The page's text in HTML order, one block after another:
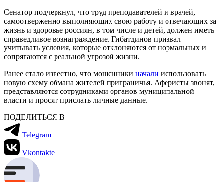
Сенатор подчеркнул, что труд преподавателей и врачей,
самоотверженно выполняющих свою работу и отвечающих за
жизнь и здоровье россиян, в том числе и детей, должен иметь
справедливое вознаграждение. Гибатдинов призвал
учитывать условия, которые отклоняются от нормальных и
сопрягаются с реальной угрозой жизни.
Ранее стало известно, что мошенники начали использовать
новую схему обмана жителей приграничья. Аферисты звонят,
представляются сотрудниками органов муниципальной
власти и просят прислать личные данные.
ПОДЕЛИТЬСЯ В
Telegram
Vkontakte